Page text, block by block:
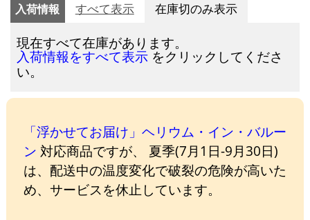
入荷情報 すべて表示 在庫切のみ表示
現在すべて在庫があります。
入荷情報をすべて表示 をクリックしてくださ
い。
「浮かせてお届け」ヘリウム・イン・バルー
ン 対応商品ですが、 夏季(7月1日-9月30日)
は、配送中の温度変化で破裂の危険が高いた
め、サービスを休止しています。